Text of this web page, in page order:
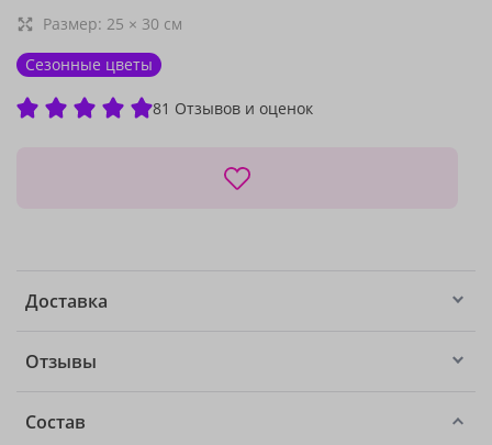
Размер: 25 × 30 см
Сезонные цветы
81 Отзывов и оценок
Доставка
Отзывы
Состав